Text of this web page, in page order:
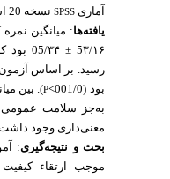
آماریSPSSنسخه 20 استفاده شد.
یافته‌ها: میانگین نمره
رسید. بر اساس آزمون
بود (001/0>
P). بین
به‌جز سلامت عمومی
معنی‌داری وجود داشت (050/0>
بحث و نتیجه‌گیری :
موجب ارتقاء کیفیت